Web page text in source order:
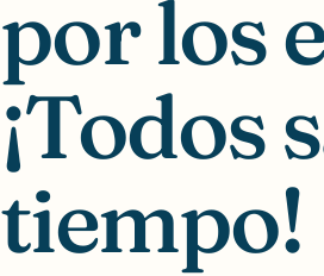
por los
¡Todos
tiempo!